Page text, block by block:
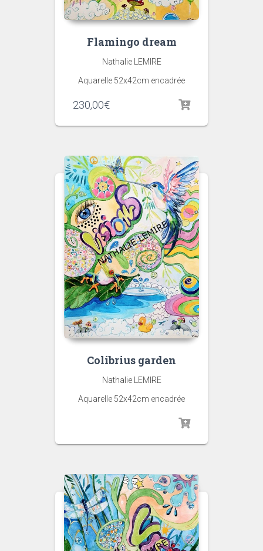
Flamingo dream
Nathalie LEMIRE
Aquarelle 52x42cm encadrée
230,00€
Colibrius garden
Nathalie LEMIRE
Aquarelle 52x42cm encadrée